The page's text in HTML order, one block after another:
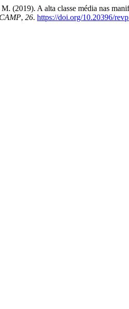
(2019). A alta classe média nas
, 26. https://doi.org/10.20396/